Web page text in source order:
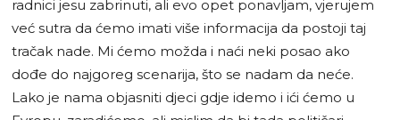
radnici jesu zabrinuti, ali evo opet ponavljam, vjerujem
već sutra da ćemo imati više informacija da postoji taj
tračak nade. Mi ćemo možda i naći neki posao ako
dođe do najgoreg scenarija, što se nadam da neće.
Lako je nama objasniti djeci gdje idemo i ići ćemo u